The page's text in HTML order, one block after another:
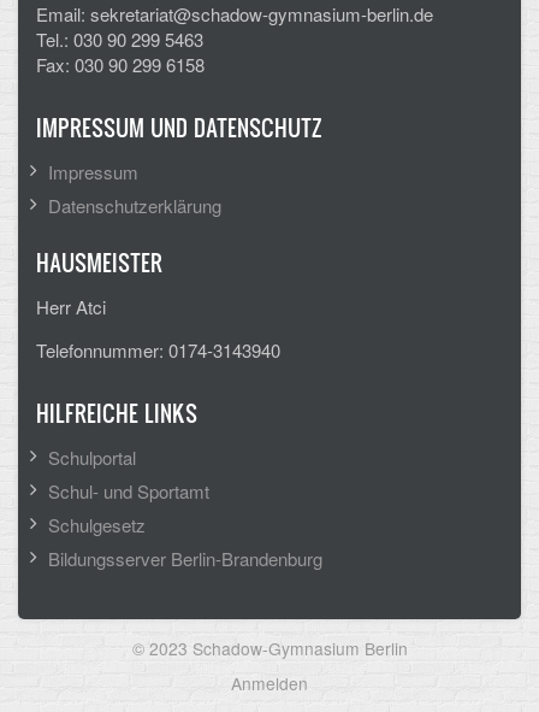
Email: sekretariat@schadow-gymnasium-berlin.de
Tel.: 030 90 299 5463
Fax: 030 90 299 6158
IMPRESSUM UND DATENSCHUTZ
Impressum
Datenschutzerklärung
HAUSMEISTER
Herr Atci
Telefonnummer: 0174-3143940
HILFREICHE LINKS
Schulportal
Schul- und Sportamt
Schulgesetz
Bildungsserver Berlin-Brandenburg
© 2023 Schadow-Gymnasium Berlin
Anmelden